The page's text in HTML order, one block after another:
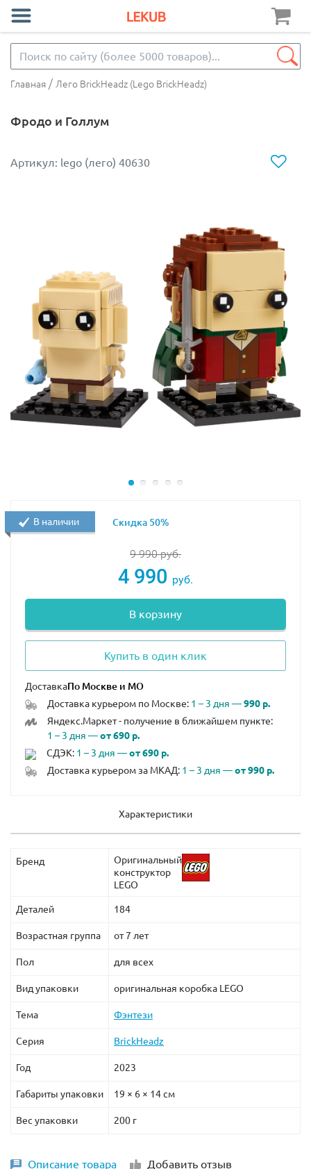
Главная / Лего BrickHeadz (Lego BrickHeadz)
Фродо и Голлум
Артикул: lego (лего) 40630
9 990руб.
4 990 руб.
В корзину
Купить в один клик
Доставка
Доставка курьером по Москве: 1 – 3 дня —990 р.
Яндекс.Маркет - получение в ближайшем пункте:
1 – 3 дня —от 690 р.
СДЭК: 1 – 3 дня —от 690 р.
Доставка курьером за МКАД: 1 – 3 дня —от 990 р.
В наличии Скидка 50%
Характеристики
Бренд
Оригинальный
конструктор
LEGO
Деталей 184
Возрастная группа от 7 лет
Пол для всех
Вид упаковки оригинальная коробка LEGO
Тема Фэнтези
Серия BrickHeadz
Год 2023
Габариты упаковки 19 × 6 × 14 см
Вес упаковки 200 г
Описание товара Добавить отзыв